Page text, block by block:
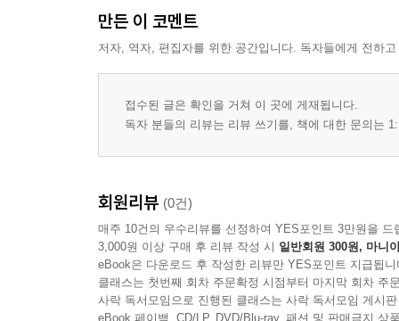
25. 고통이라는 문제
26. 환멸감, 절망감 그리고 우울함
27. 만성질환과 씨름하기
28. 암에 직면하였을 떄
29. 하나님은 지금도 치유하시는가?
31. 하나님의 음성을 경청하는 것
33. 무고한 아이들이 고난을 겪을 때
34. 아픔에서 치유로
35. 천국에 애완동물이 있을까?
36. 부모를 사별할 때
만든 이 코멘트
저자, 역자, 편집자를 위한 공간입니다. 독자들에게 전하
접수된 글은 확인을 거쳐 이 곳에 게재됩니다.
독자 분들의 리뷰는 리뷰 쓰기를, 책에 대한 문의는
회원리뷰 (0건)
매주 10건의 우수리뷰를 선정하여 YES포인트 3만원을 드
3,000원 이상 구매 후 리뷰 작성 시 일반회원 300원, 마니
eBook은 다운로드 후 작성한 리뷰만 YES포인트 지급됩니
클래스는 첫번째 회차 주문확정 시점부터 마지막 회차 주
사락 독서모임으로 진행된 클래스는 사락 독서모임 게시
eBook 페이백, CD/LP, DVD/Blu-ray, 패션 및 판매금지 상